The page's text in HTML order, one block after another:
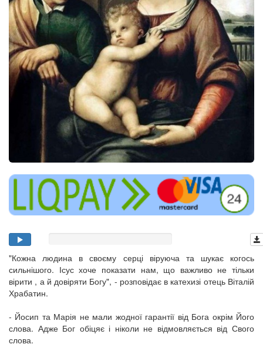
"Кожна людина в своєму серці віруюча та шукає когось
сильнішого. Ісус хоче показати нам, що важливо не тільки
вірити , а й довіряти Богу", - розповідає в катехизі отець Віталій
Храбатин.
- Йосип та Марія не мали жодної гарантії від Бога окрім Його
слова. Адже Бог обіцяє і ніколи не відмовляється від Свого
слова.